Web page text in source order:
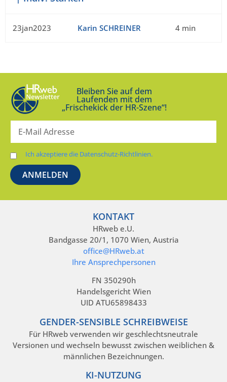
23jan2023 Karin SCHREINER 4 min
Bleiben Sie auf dem
Laufenden mit dem
„Frischekick der HR-Szene“!
Ich akzeptiere die Datenschutz-Richtlinien.
KONTAKT
HRweb e.U.
Bandgasse 20/1, 1070 Wien, Austria
office@HRweb.at
Ihre Ansprechpersonen
FN 350290h
Handelsgericht Wien
UID ATU65898433
GENDER-SENSIBLE SCHREIBWEISE
Für HRweb verwenden wir geschlechtsneutrale
Versionen und wechseln bewusst zwischen weiblichen &
männlichen Bezeichnungen.
KI-NUTZUNG